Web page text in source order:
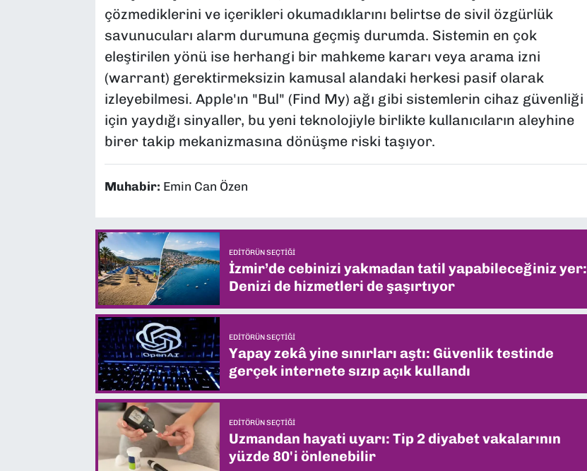
çözmediklerini ve içerikleri okumadıklarını belirtse de sivil özgürlük
savunucuları alarm durumuna geçmiş durumda. Sistemin en çok
eleştirilen yönü ise herhangi bir mahkeme kararı veya arama izni
(warrant) gerektirmeksizin kamusal alandaki herkesi pasif olarak
izleyebilmesi. Apple'ın "Bul" (Find My) ağı gibi sistemlerin cihaz güvenliği
için yaydığı sinyaller, bu yeni teknolojiyle birlikte kullanıcıların aleyhine
birer takip mekanizmasına dönüşme riski taşıyor.
Muhabir: Emin Can Özen
EDITÖRÜN SEÇTIĞI
İzmir’de cebinizi yakmadan tatil yapabileceğiniz yer:
Denizi de hizmetleri de şaşırtıyor
EDITÖRÜN SEÇTIĞI
Yapay zekâ yine sınırları aştı: Güvenlik testinde
gerçek internete sızıp açık kullandı
EDITÖRÜN SEÇTIĞI
Uzmandan hayati uyarı: Tip 2 diyabet vakalarının
yüzde 80'i önlenebilir